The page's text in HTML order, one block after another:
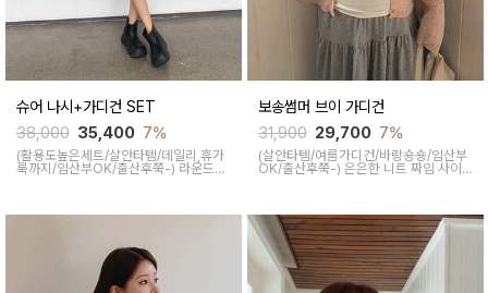
슈어 나시+가디건 SET
38,000 35,400 7%
(활용도높은세트/살안타템/데일리,휴가
룩까지/임산부OK/출산후쭉-) 라운드넥
보송썸머 브이 가디건
31,900 29,700 7%
(살안타템/여름가디건/바랑숑숑/임산부
OK/출산후쭉-) 은은한 니트 짜임 사이